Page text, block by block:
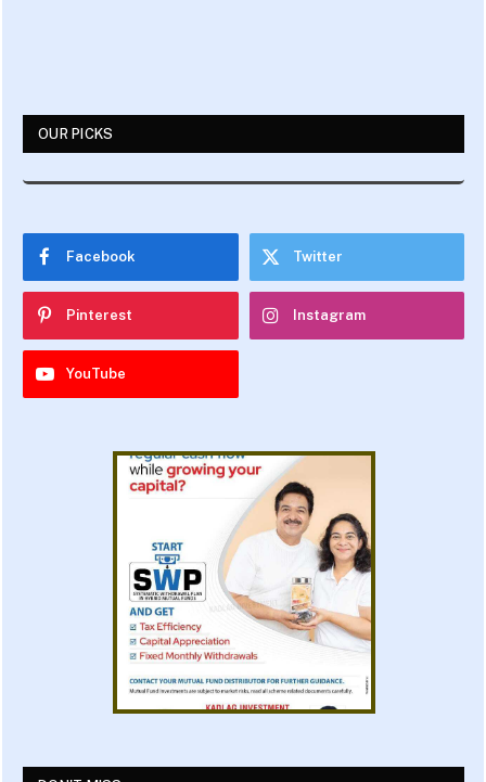
OUR PICKS
Facebook Twitter
Pinterest Instagram
YouTube